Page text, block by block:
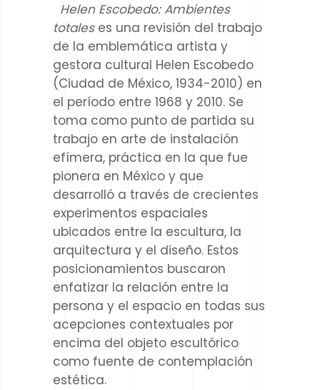
Helen Escobedo: Ambientes
totaleses una revisión del trabajo
de la emblemática artista y
gestora cultural Helen Escobedo
(Ciudad de México, 1934-2010) en
el período entre 1968 y 2010. Se
toma como punto de partida su
trabajo en arte de instalación
efímera, práctica en la que fue
pionera en México y que
desarrolló a través de crecientes
experimentos espaciales
ubicados entre la escultura, la
arquitectura y el diseño. Estos
posicionamientos buscaron
enfatizar la relación entre la
persona y el espacio en todas sus
acepciones contextuales por
encima del objeto escultórico
como fuente de contemplación
estética.